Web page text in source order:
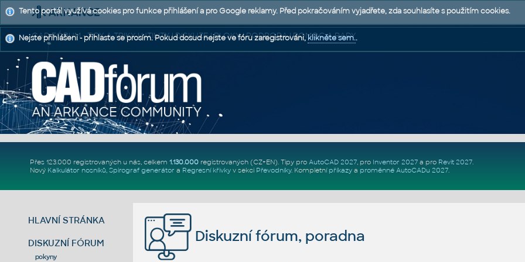
CAD FÓRUM - TIPY A TRIKY | UTILITY | DISKUZE | BLOKY | PODPORA | POMOC A RADY
Přes 123.000 registrovaných u nás, celkem 1.130.000registrovaných (CZ+EN). Tipy pro AutoCAD 2027, pro Inventor 2027a pro Revit 2027.
Nový Kalkulátor nosníků, Spirograf generátor a Regresní křivkyv sekci Převodníky. Kompletní příkazya proměnné AutoCADu 2027.
HLAVNÍ STRÁNKA
DISKUZNÍ FÓRUM
pokyny
Diskuzní fórum, poradna
Tento portál využívá cookies pro funkce přihlášení a pro Google reklamy. Před pokračováním vyjadřete, zda souhlasíte s použitím cookies.
Nejste přihlášeni - přihlaste se prosím. Pokud dosud nejste ve fóru zaregistrováni,klikněte sem..